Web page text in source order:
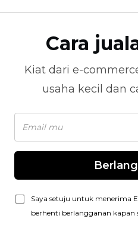
Cara
Kiat dari e-
usaha kecil dan
Saya setuju untuk menerima
berhenti berlangganan kapan